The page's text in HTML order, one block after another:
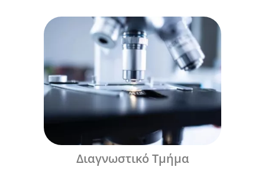
Διαγνωστικό Τμήμα